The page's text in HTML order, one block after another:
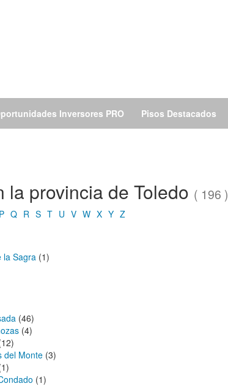
Inversores PRO Pisos Destacados
la provincia de Toledo ( 196 )
P Q R S T U V W X Y Z
la Sagra (1)
(46)
(4)
del Monte (3)
(1)